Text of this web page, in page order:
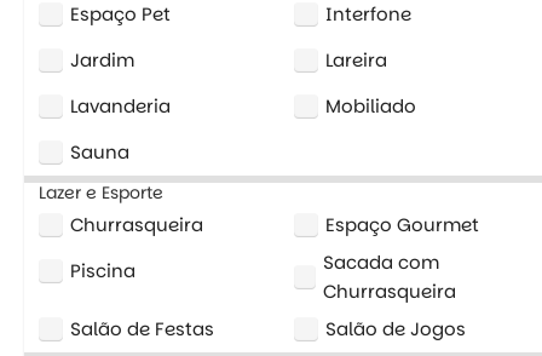
Espaço Pet
Interfone
Jardim
Lareira
Lavanderia
Mobiliado
Sauna
Lazer e Esporte
Churrasqueira
Espaço Gourmet
Piscina
Sacada com
Churrasqueira
Salão de Festas
Salão de Jogos